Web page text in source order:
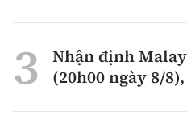
Nhận định
(20h00 ngày 8/